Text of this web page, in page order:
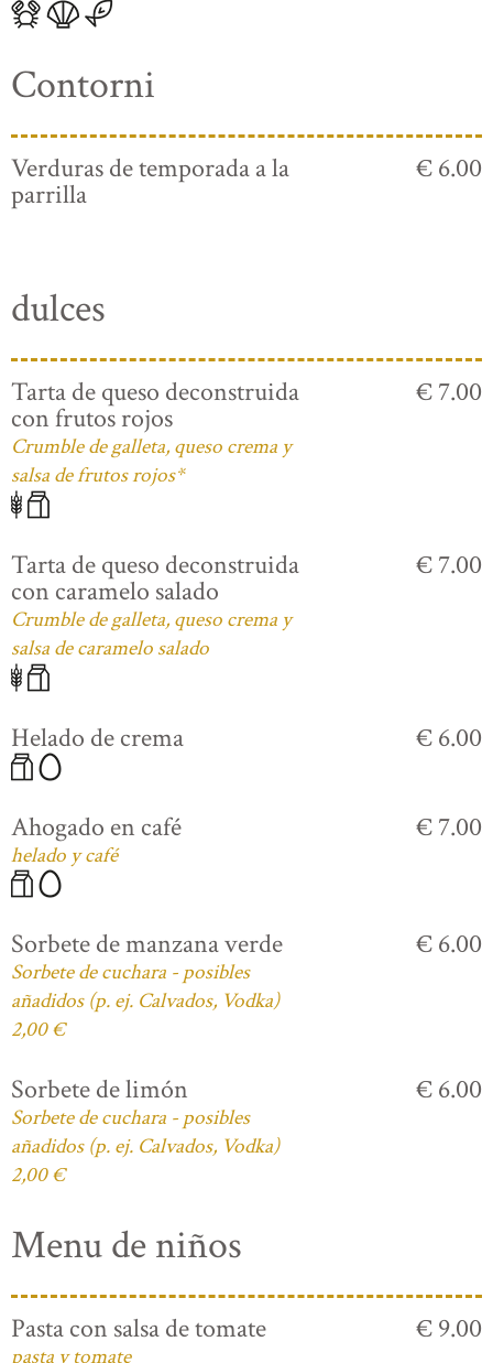
Contorni
Verduras de temporada a la
parrilla
€ 6.00
dulces
Tarta de queso deconstruida
con frutos rojos
Crumble de galleta, queso crema y
salsa de frutos rojos*
€ 7.00
Tarta de queso deconstruida
con caramelo salado
Crumble de galleta, queso crema y
salsa de caramelo salado
€ 7.00
Helado de crema € 6.00
Ahogado en café
helado y café
€ 7.00
Sorbete de manzana verde
Sorbete de cuchara - posibles
añadidos (p. ej. Calvados, Vodka)
2,00 €
€ 6.00
Sorbete de limón
Sorbete de cuchara - posibles
añadidos (p. ej. Calvados, Vodka)
2,00 €
€ 6.00
Menu de niños
Pasta con salsa de tomate
pasta y tomate
€ 9.00